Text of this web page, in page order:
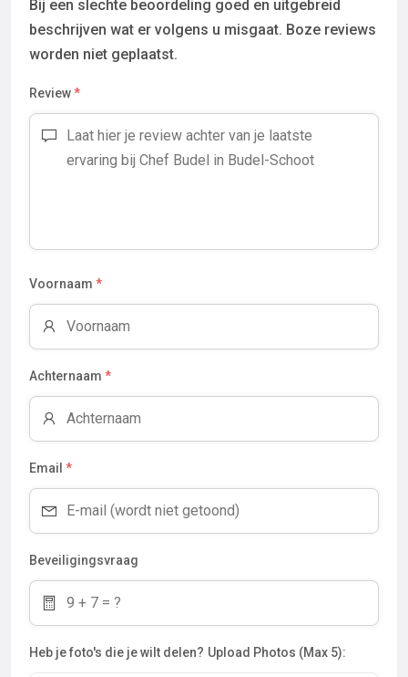
Bij een slechte beoordeling goed en uitgebreid
beschrijven wat er volgens u misgaat. Boze reviews
worden niet geplaatst.
Review*
Voornaam *
Achternaam *
Email *
Beveiligingsvraag
Heb je foto's die je wilt delen? Upload Photos (Max 5):